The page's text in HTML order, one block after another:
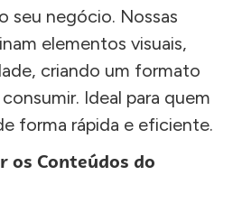
seu negócio. Nossas
elementos visuais,
criando um formato
Ideal para quem
forma rápida e eficiente.
os Conteúdos do